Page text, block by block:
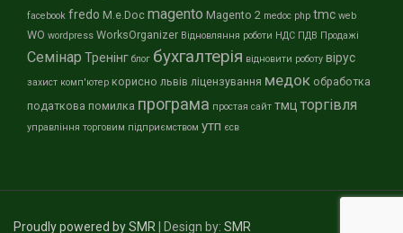
facebook fredo M.e.Doc magento Magento 2 medoc php tmc web
WO wordpress WorksOrganizer Відновляння роботи НДС ПДВ Продажі
Семінар Тренінг блог бухгалтерія відновити роботу вірус
захист комп'ютер корисно львів ліцензування медок обработка
податкова помилка програма простая сайт тмц торгівля
управління торговим підприємством утп єсв
Proudly powered by SMR Design by: SMR